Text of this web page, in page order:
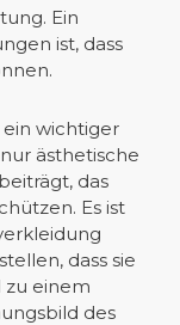
Ein
ist, dass
wichtiger
ästhetische
das
Es ist
dass sie
einem
des